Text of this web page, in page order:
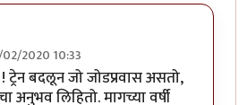
02/2020 10:33
ट्रेन बदलून जो जोडप्रवास असतो,
अनुभव लिहितो. मागच्या वर्षी